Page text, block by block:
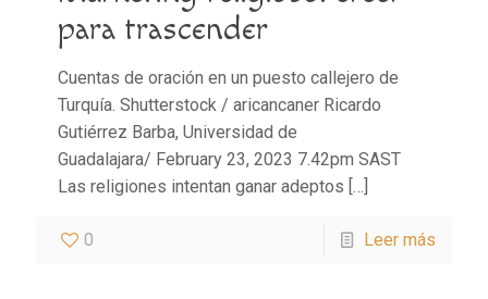
para trascender
Cuentas de oración en un puesto callejero de
Turquía. Shutterstock / aricancaner Ricardo
Gutiérrez Barba, Universidad de
Guadalajara/ February 23, 2023 7.42pm SAST
Las religiones intentan ganar adeptos […]
0 Leer más